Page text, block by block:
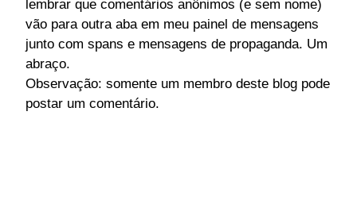
lembrar que comentários anônimos (e sem nome)
vão para outra aba em meu painel de mensagens
junto com spans e mensagens de propaganda. Um
abraço.
Observação: somente um membro deste blog pode
postar um comentário.